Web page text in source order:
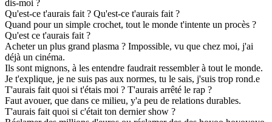
dis-moi ?
Qu'est-ce t'aurais fait ? Qu'est-ce t'aurais fait ?
Quand pour un simple crochet, tout le monde t'intente un procès ?
Qu'est ce t'aurais fait ?
Acheter un plus grand plasma ? Impossible, vu que chez moi, j'ai
déjà un cinéma.
Ils sont mignons, à les entendre faudrait ressembler à tout le monde.
Je t'explique, je ne suis pas aux normes, tu le sais, j'suis trop rond.e
T'aurais fait quoi si t'étais moi ? T'aurais arrêté le rap ?
Faut avouer, que dans ce milieu, y'a peu de relations durables.
T'aurais fait quoi si c'était ton dernier show ?